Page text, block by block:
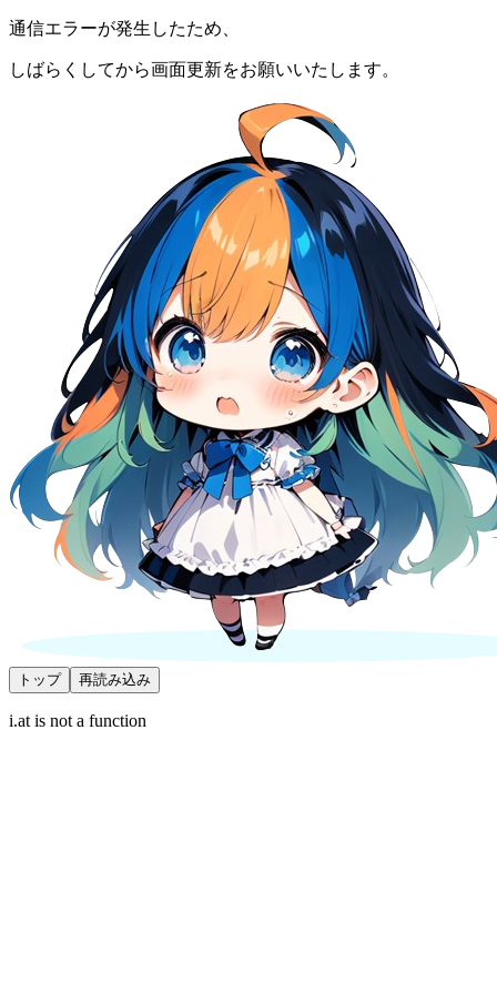
通信エラーが発生したため、
しばらくしてから画面更新をお願いいたします。
トップ 再読み込み
i.at is not a function